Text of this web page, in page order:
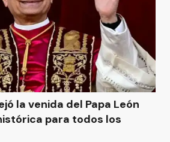
la venida del Papa León
para todos los